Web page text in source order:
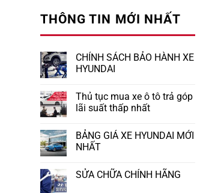
THÔNG TIN MỚI NHẤT
CHÍNH SÁCH BẢO HÀNH XE
HYUNDAI
Thủ tục mua xe ô tô trả góp
lãi suất thấp nhất
BẢNG GIÁ XE HYUNDAI MỚI
NHẤT
SỬA CHỮA CHÍNH HÃNG